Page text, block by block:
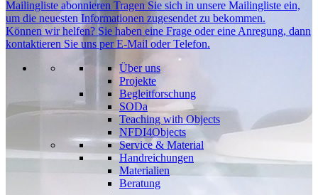
Mailingliste abonnieren Tragen Sie sich in unsere Mailingliste ein,
um die neuesten Informationen zugesendet zu bekommen.
Können wir helfen? Sie haben eine Frage oder eine Anregung, dann
kontaktieren Sie uns per E-Mail oder Telefon.
Über uns
Projekte
Begleitforschung
SODa
Teaching with Objects
NFDI4Objects
Service & Material
Handreichungen
Materialien
Beratung